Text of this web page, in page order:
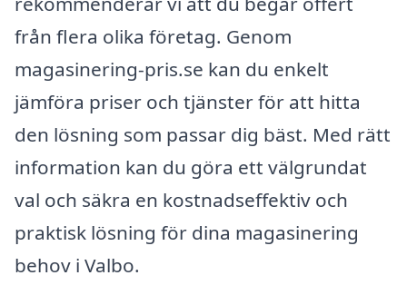
från flera olika företag. Genom
magasinering-pris.se kan du enkelt
jämföra priser och tjänster för att hitta
den lösning som passar dig bäst. Med rätt
information kan du göra ett välgrundat
val och säkra en kostnadseffektiv och
praktisk lösning för dina magasinering
behov i Valbo.